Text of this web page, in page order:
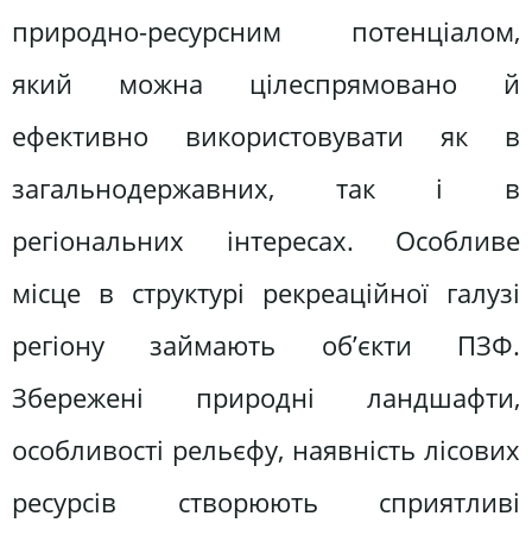
природно-ресурсним потенціалом,
який можна цілеспрямовано й
ефективно використовувати як в
загальнодержавних, так і в
регіональних інтересах. Особливе
місце в структурі рекреаційної галузі
регіону займають об’єкти ПЗФ.
Збережені природні ландшафти,
особливості рельєфу, наявність лісових
ресурсів створюють сприятливі